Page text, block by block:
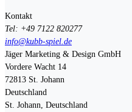
Kontakt
Tel: +49 7122 820277
info@kubb-spiel.de
Jäger Marketing & Design GmbH
Vordere Wacht 14
72813 St. Johann
Deutschland
St. Johann, Deutschland